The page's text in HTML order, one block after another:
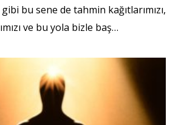
bu sene de tahmin kağıtlarımızı,
ve bu yola bizle baş…